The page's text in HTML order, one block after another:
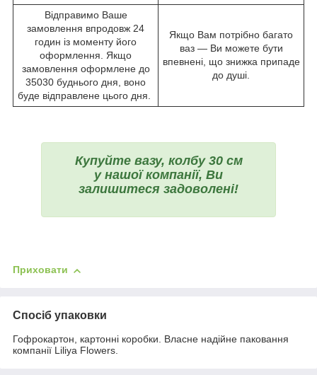
Відправимо Ваше
замовлення впродовж 24
годин із моменту його
оформлення. Якщо
замовлення оформлене до
35030 буднього дня, воно
буде відправлене цього дня.
Якщо Вам потрібно багато
ваз — Ви можете бути
впевнені, що знижка припаде
до душі.
Купуйте вазу, колбу 30 см
у нашої компанії, Ви
залишитеся задоволені!
Приховати
Спосіб упаковки
Гофрокартон, картонні коробки. Власне надійне паковання
компанії Liliya Flowers.